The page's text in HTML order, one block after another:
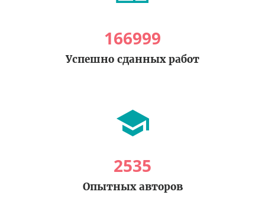
166999
Успешно сданных работ
2535
Опытных авторов